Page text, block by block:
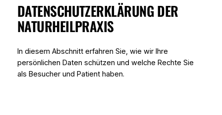
DATENSCHUTZERKLÄRUNG DER
NATURHEILPRAXIS
In diesem Abschnitt erfahren Sie, wie wir Ihre
persönlichen Daten schützen und welche Rechte Sie
als Besucher und Patient haben.